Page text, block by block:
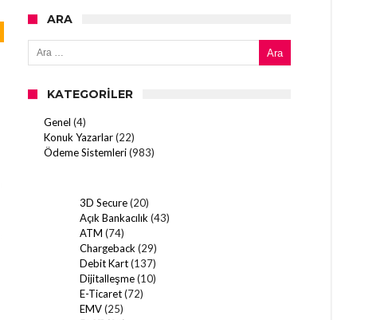
ARA
Arama:
KATEGORILER
Genel (4)
Konuk Yazarlar(22)
Ödeme Sistemleri(983)
3D Secure(20)
Açık Bankacılık (43)
ATM (74)
Chargeback (29)
Debit Kart(137)
Dijitalleşme(10)
E-Ticaret(72)
EMV(25)